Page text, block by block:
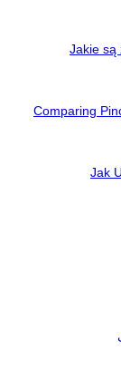
Jakie są
Comparing
Jak